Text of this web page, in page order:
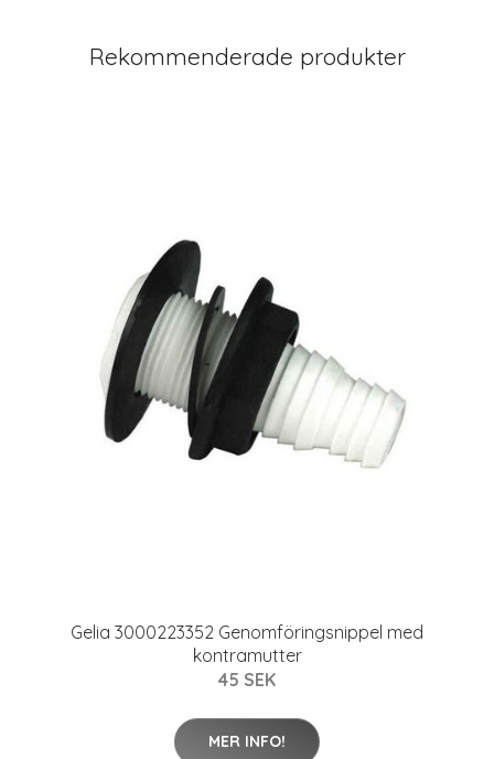
Rekommenderade produkter
Gelia 3000223352 Genomföringsnippel med
kontramutter
45 SEK
MER INFO!